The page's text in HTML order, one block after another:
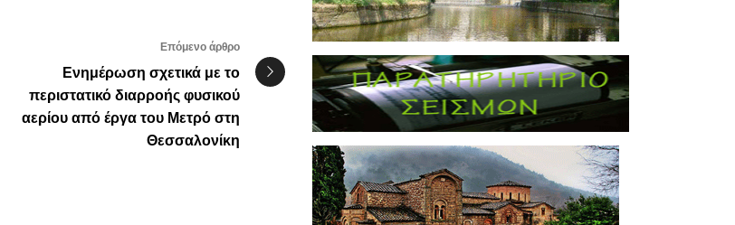
Επόμενο άρθρο
Ενημέρωση σχετικά με το
περιστατικό διαρροής φυσικού
αερίου από έργα του Μετρό στη
Θεσσαλονίκη